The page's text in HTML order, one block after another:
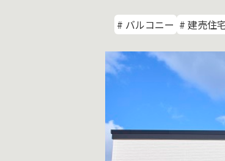
# バルコニー # 建売住